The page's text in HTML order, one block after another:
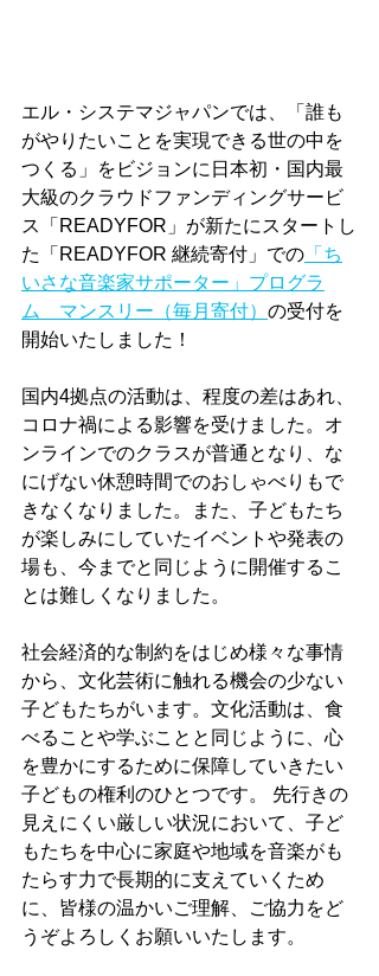
エル・システマジャパンでは、「誰も
がやりたいことを実現できる世の中を
つくる」をビジョンに⽇本初・国内最
大級のクラウドファンディングサービ
ス「READYFOR」が新たにスタートし
た「READYFOR 継続寄付」での 「ち
いさな音楽家サポーター」プログラ
ム　マンスリー（毎月寄付） の受付を
開始いたしました！
国内4拠点の活動は、程度の差はあれ、
コロナ禍による影響を受けました。オ
ンラインでのクラスが普通となり、な
にげない休憩時間でのおしゃべりもで
きなくなりました。また、子どもたち
が楽しみにしていたイベントや発表の
場も、今までと同じように開催するこ
とは難しくなりました。
社会経済的な制約をはじめ様々な事情
から、文化芸術に触れる機会の少ない
子どもたちがいます。文化活動は、食
べることや学ぶことと同じように、心
を豊かにするために保障していきたい
子どもの権利のひとつです。 先行きの
見えにくい厳しい状況において、子ど
もたちを中心に家庭や地域を音楽がも
たらす力で長期的に支えていくため
に、皆様の温かいご理解、ご協力をど
うぞよろしくお願いいたします。